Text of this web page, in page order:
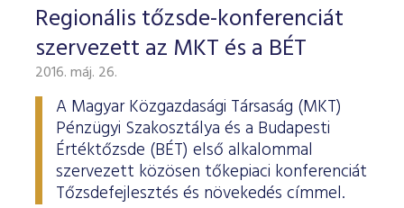
Regionális tőzsde-konferenciát
szervezett az MKT és a BÉT
2016. máj. 26.
A Magyar Közgazdasági Társaság (MKT)
Pénzügyi Szakosztálya és a Budapesti
Értéktőzsde (BÉT) első alkalommal
szervezett közösen tőkepiaci konferenciát
Tőzsdefejlesztés és növekedés címmel.